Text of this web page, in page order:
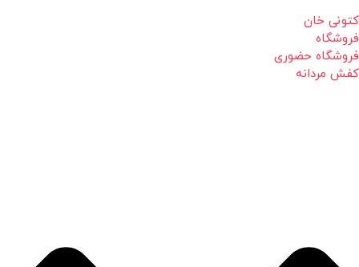
کتونی خان
فروشگاه
فروشگاه حضوری
کفش مردانه